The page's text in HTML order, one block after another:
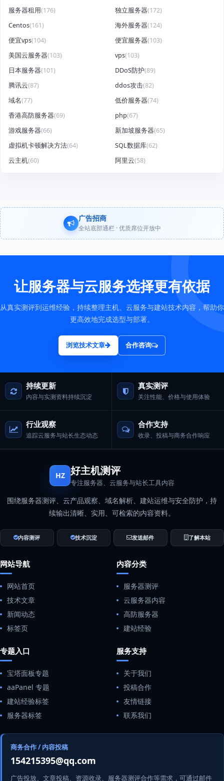
服务器租用(176) 独立服务器(172)
Centos(161) 海外服务器(124)
便宜vps(104) 便宜服务器(103)
美国云服务器(103) vps(103)
日本服务器(101) DDoS防护(89)
腾讯云(87) ddos攻击(82)
域名(77) 低价服务器(74)
香港高防服务器(69) php(67)
游戏服务器(66) 新加坡服务器(65)
虚拟机卡顿解决方法(64) SQL数据库(62)
云主机(60) 阿里云(58)
广告招商
全站底部通栏 · 优质席位开放中
让服务器与云服务选择更有依据
从真实测评到运维经验，持续整理主机、云服务与建站技术内容，帮助你
更高效地完成选型与部署。
浏览技术文章 合作咨询
持续更新
内容与实测资料持续沉淀
真实测评
关注性能、价格与使用体验
行业观察
追踪云服务与站长生态动态
合作支持
收录、投稿与商务合作响应
HZ 好主机测评
专注服务器、云服务与站长工具内容
围绕服务器测评、云产品观察、域名解析、建站运维与安全防护，持
续输出清晰、实用、可检索的内容资料。
内容测评 技术沉淀 发送邮件 了解本站
网站导航
网站首页
技术文章
新闻动态
标签页
内容分类
服务器测评
云服务器内容
高防服务器
建站经验
专题入口
宝塔面板专题
aaPanel 专题
建站经验标签
服务器标签
服务支持
关于我们
投稿合作
友情链接
联系我们
商务合作 / 内容投稿
154215395@qq.com
广告投放、文章投稿、资源收录、服务器测评合作等需求，可通过邮件